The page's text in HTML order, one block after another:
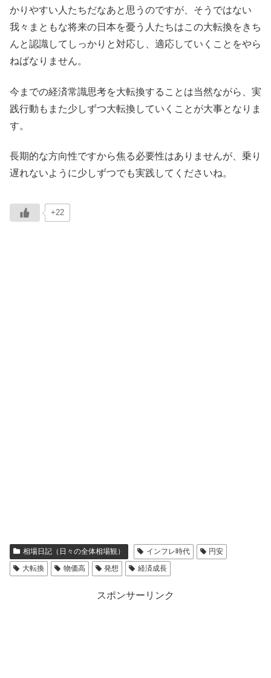
かりやすい人たちだなあと思うのですが、そうではない
我々まともな将来の日本を憂う人たちはこの大転換をきち
んと認識してしっかりと対応し、適応していくことをやら
ねばなりません。
今までの経済常識思考を大転換することは当然ながら、実
践行動もまた少しずつ大転換していくことが大事となりま
す。
長期的な方向性ですから焦る必要性はありませんが、乗り
遅れないように少しずつでも実践してくださいね。
+22
相場日記（日々の全体相場観） インフレ時代
円安
大転換
物価高 発想 経済成長
スポンサーリンク